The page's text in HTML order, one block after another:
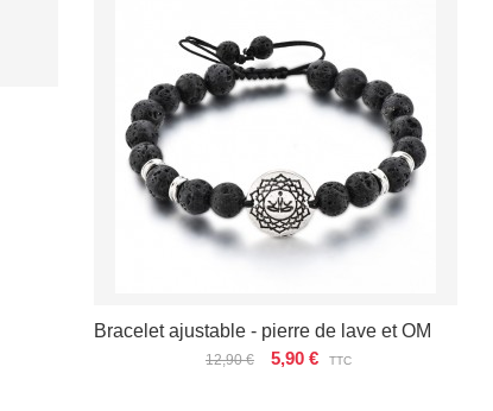
Bracelet ajustable - pierre de lave et OM
12,90 € 5,90 € TTC